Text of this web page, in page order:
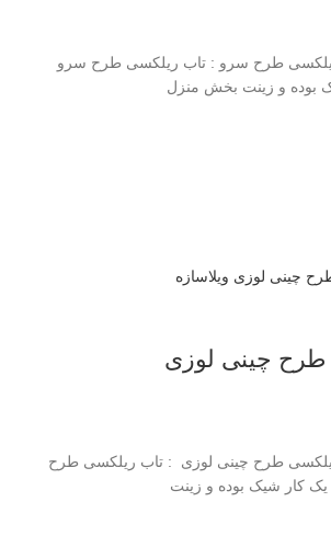
ریلکسی طرح سرو : تاب ریلکسی طرح سرو
بوده و زينت بخش منزل
چینی لوزی
طرح چینی لوزی : تاب ریلکسی طرح
يک کار شيک بوده و زينت